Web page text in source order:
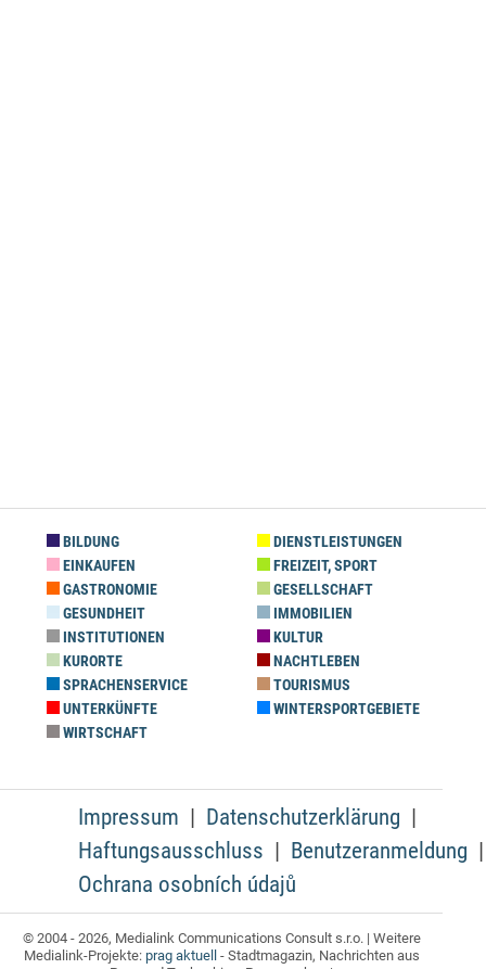
BILDUNG
DIENSTLEISTUNGEN
EINKAUFEN
FREIZEIT, SPORT
GASTRONOMIE
GESELLSCHAFT
GESUNDHEIT
IMMOBILIEN
INSTITUTIONEN
KULTUR
KURORTE
NACHTLEBEN
SPRACHENSERVICE
TOURISMUS
UNTERKÜNFTE
WINTERSPORTGEBIETE
WIRTSCHAFT
Impressum
Datenschutzerklärung
Haftungsausschluss
Benutzeranmeldung
Ochrana osobních údajů
© 2004 - 2026, Medialink Communications Consult s.r.o. | Weitere
Medialink-Projekte: prag aktuell - Stadtmagazin, Nachrichten aus